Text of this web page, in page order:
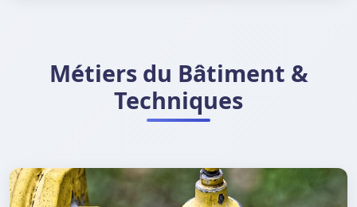
Métiers du Bâtiment &
Techniques